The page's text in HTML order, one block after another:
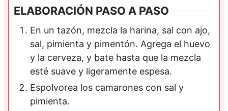
ELABORACIÓN PASO A PASO
En un tazón, mezcla la harina, sal con ajo,
sal, pimienta y pimentón. Agrega el huevo
y la cerveza, y bate hasta que la mezcla
esté suave y ligeramente espesa.
Espolvorea los camarones con sal y
pimienta.